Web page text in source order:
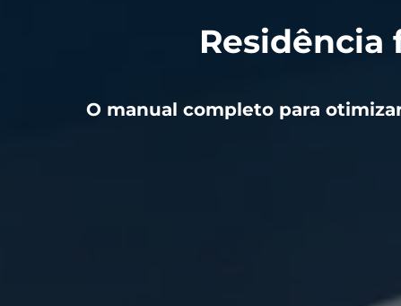
Residência
O manual completo para